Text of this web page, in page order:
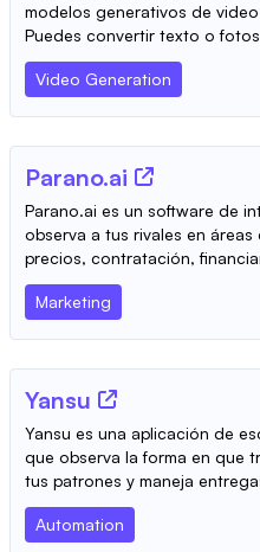
modelos generativos de
Puedes convertir texto o
Video Generation
Parano.ai
Parano.ai es un software de
observa a tus rivales en
precios, contratación,
Marketing
Yansu
Yansu es una aplicación de
que observa la forma en que
tus patrones y maneja
Automation